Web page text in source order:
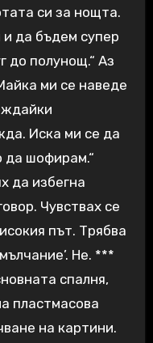
си за нощта.
да бъдем супер
до полунощ.“ Аз
ми се наведе
Иска ми се да
да шофирам.“
да избегна
Чувствах се
път. Трябва
Не. ***
спалня,
пластмасова
на картини.